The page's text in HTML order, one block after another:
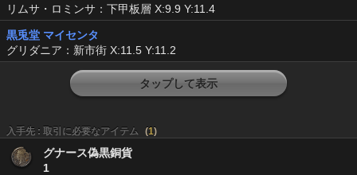
リムサ・ロミンサ：下甲板層 X:9.9 Y:11.4
黒兎堂 マイセンタ
グリダニア：新市街 X:11.5 Y:11.2
タップして表示
入手先 : 取引に必要なアイテム (1)
グナース偽黒銅貨
1